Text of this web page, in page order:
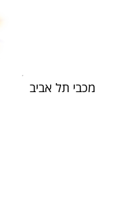
מכבי תל אביב